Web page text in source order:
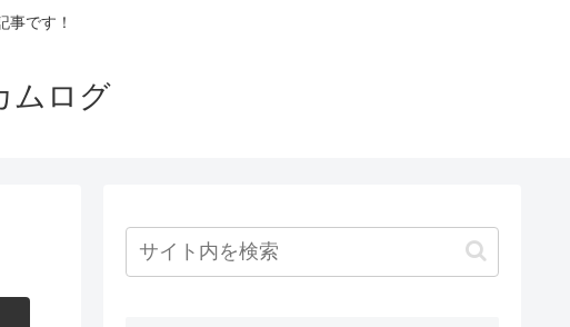
事です！
ムログ